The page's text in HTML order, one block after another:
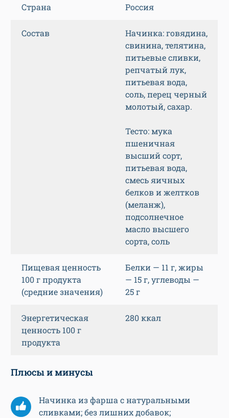
Страна Россия
Состав
Начинка: говядина,
свинина, телятина,
питьевые сливки,
репчатый лук,
питьевая вода,
соль, перец черный
молотый, сахар.
Тесто: мука
пшеничная
высший сорт,
питьевая вода,
смесь яичных
белков и желтков
(меланж),
подсолнечное
масло высшего
сорта, соль
Пищевая ценность
100 г продукта
(средние значения)
Белки — 11 г, жиры
— 15 г, углеводы —
25 г
Энергетическая
ценность 100 г
продукта
280 ккал
Плюсы и минусы
Начинка из фарша с натуральными
сливками; без лишних добавок;